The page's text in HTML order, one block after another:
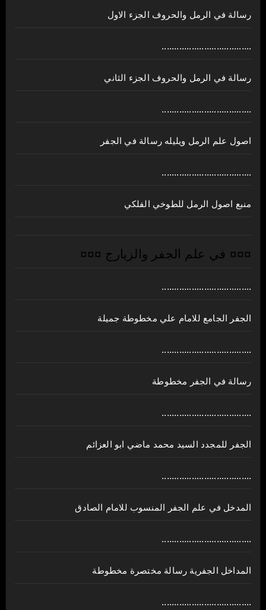
رسالة في الرمل والحروف الجزء الاول
....................................
رسالة في الرمل والحروف الجزء الثاني
....................................
اصول علم الرمل ويليله رسالة في الجفر
....................................
منبع اصول الرمل للطوخي الفلكي
¤¤¤ في علم الجفر والزيارج ¤¤¤
....................................
الجفر الجامع للامام علي مخطوطة جميلة
....................................
رسالة في الجفر مخطوطة
....................................
الجفر للمجدد السيد محمد ماضي ابو العزائم
....................................
المدخل في علم الجفر المنسوب للامام الصادق
....................................
المداخل الجفرية رسالة مختصرة مخطوطة
....................................